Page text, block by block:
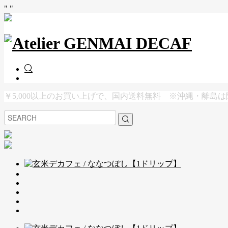
" "
￥5,000以上のお買い上げで、国内送料無料 ※沖縄・離島は